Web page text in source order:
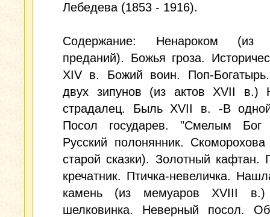
Лебедева (1853 - 1916).
Содержание: Ненароком (из
преданий). Божья гроза.
XIV в. Божий воин. Поп-
двух зипунов (из актов XVII в.)
страдалец. Быль XVII в. -В
Посол государев. "Смелым Бог
Русский полонянник.
старой сказки). Золотный кафтан.
кречатник. Птичка-невеличка.
камень (из мемуаров XVIII в.)
шелковинка. Неверный посол.